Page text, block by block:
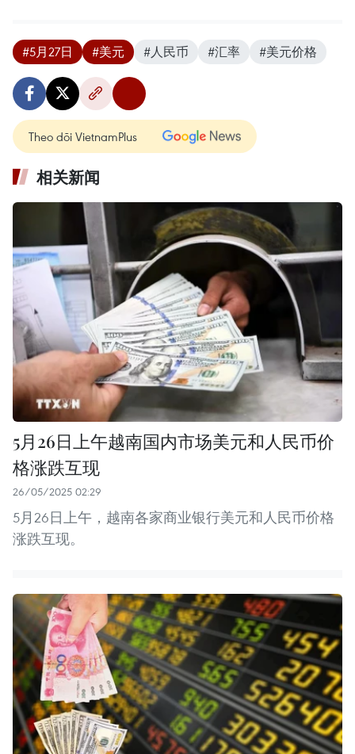
#5月27日 #美元 #人民币 #汇率 #美元价格
Theo dõi VietnamPlus
相关新闻
5月26日上午越南国内市场美元和人民币价
格涨跌互现
26/05/2025 02:29
5月26日上午，越南各家商业银行美元和人民币价格
涨跌互现。